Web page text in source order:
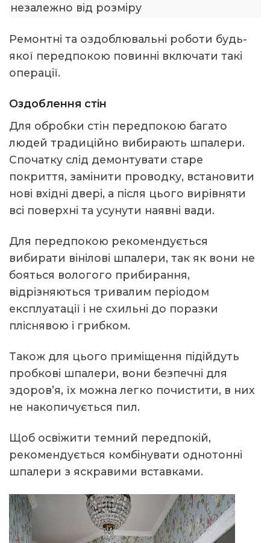
незалежно від розміру
Ремонтні та оздоблювальні роботи будь-
якої передпокою повинні включати такі
операції.
Оздоблення стін
Для обробки стін передпокою багато
людей традиційно вибирають шпалери.
Спочатку слід демонтувати старе
покриття, замінити проводку, встановити
нові вхідні двері, а після цього вирівняти
всі поверхні та усунути наявні вади.
Для передпокою рекомендується
вибирати вінілові шпалери, так як вони не
бояться вологого прибирання,
відрізняються тривалим періодом
експлуатації і не схильні до поразки
пліснявою і грибком.
Також для цього приміщення підійдуть
пробкові шпалери, вони безпечні для
здоров’я, їх можна легко почистити, в них
не накопичується пил.
Щоб освіжити темний передпокій,
рекомендується комбінувати однотонні
шпалери з яскравими вставками.